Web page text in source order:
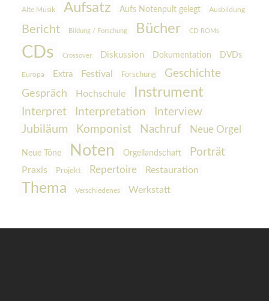
Alte Musik Aufsatz Aufs Notenpult gelegt Ausbildung
Bericht Bildung / Forschung Bücher CD-ROMs
CDs Crossover Diskussion Dokumentation DVDs
Europa Extra Festival Forschung Geschichte
Gespräch Hochschule Instrument
Interpret Interpretation
Interview
Jubiläum
Komponist Nachruf Neue Orgel
Neue Töne Noten Orgellandschaft Porträt
Praxis Projekt Repertoire Restauration
Thema Verschiedenes Werkstatt